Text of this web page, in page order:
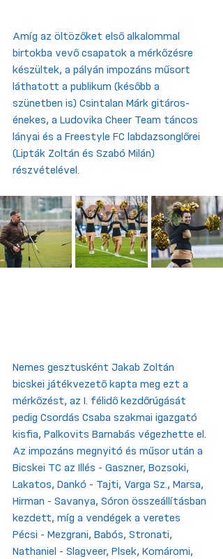
Amíg az öltözőket első alkalommal
birtokba vevő csapatok a mérkőzésre
készültek, a pályán impozáns műsort
láthatott a publikum (később a
szünetben is) Csintalan Márk gitáros-
énekes, a Ludovika Cheer Team táncos
lányai és a Freestyle FC labdazsonglőrei
(Lipták Zoltán és Szabó Milán)
részvételével.
Nemes gesztusként Jakab Zoltán
bicskei játékvezető kapta meg ezt a
mérkőzést, az I. félidő kezdőrúgását
pedig Csordás Csaba szakmai igazgató
kisfia, Palkovits Barnabás végezhette el.
Az impozáns megnyitó és műsor után a
Bicskei TC az Illés - Gaszner, Bozsoki,
Lakatos, Dankó - Tajti, Varga Sz., Marsa,
Hirman - Savanya, Sóron összeállításban
kezdett, míg a vendégek a veretes
Pécsi - Mezgrani, Babós, Stronati,
Nathaniel - Slagveer, Plsek, Komáromi,